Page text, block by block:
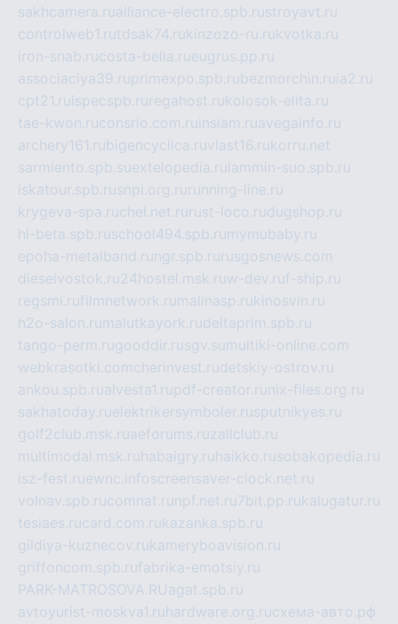
sakhcamera.rualliance-electro.spb.rustroyavt.ru
controlweb1.rutdsak74.rukinzozo-ru.rukvotka.ru
iron-snab.rucosta-bella.rueugrus.pp.ru
associaciya39.ruprimexpo.spb.rubezmorchin.ru ia2.ru
cpt21.ru ispecspb.ru regahost.rukolosok-elita.ru
tae-kwon.ruconsrio.com.ru insiam.ruavegainfo.ru
archery161.rubigencyclica.ruvlast16.rukorru.net
sarmiento.spb.suextelopedia.ru lammin-suo.spb.ru
iskatour.spb.rusnpi.org.ru running-line.ru
krygeva-spa.ruchel.net.ru rust-loco.rudugshop.ru
hl-beta.spb.ruschool494.spb.ru mymubaby.ru
epoha-metalband.ru ngr.spb.ru rusgosnews.com
dieselvostok.ru24hostel.msk.ruw-dev.ruf-ship.ru
regsmi.rufilmnetwork.ru malinasp.rukinosvin.ru
h2o-salon.ru malutkayork.rudeltaprim.spb.ru
tango-perm.rugooddir.rusgv.su multiki-online.com
webkrasotki.comcherinvest.rudetskiy-ostrov.ru
ankou.spb.rualvesta1.rupdf-creator.ru nix-files.org.ru
sakhatoday.ruelektrikersymboler.rusputnikyes.ru
golf2club.msk.ruaeforums.ruzallclub.ru
multimodal.msk.ru habaigry.ru haikko.rusobakopedia.ru
isz-fest.ruewnc.infoscreensaver-clock.net.ru
volnav.spb.rucomnat.ru npf.net.ru7bit.pp.rukalugatur.ru
tesiaes.rucard.com.rukazanka.spb.ru
gildiya-kuznecov.rukameryboavision.ru
griffoncom.spb.rufabrika-emotsiy.ru
PARK-MATROSOVA.RUagat.spb.ru
avtoyurist-moskva1.ru hardware.org.ruсхема-авто.рф